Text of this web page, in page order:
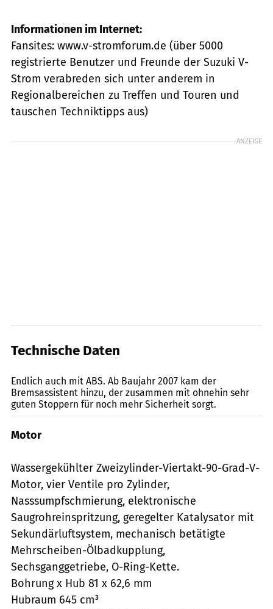
Informationen im Internet:
Fansites: www.v-stromforum.de (über 5000
registrierte Benutzer und Freunde der Suzuki V-
Strom verabreden sich unter anderem in
Regionalbereichen zu Treffen und Touren und
tauschen Techniktipps aus)
ANZEIGE
Technische Daten
Endlich auch mit ABS. Ab Baujahr 2007 kam der
Bremsassistent hinzu, der zusammen mit ohnehin sehr
guten Stoppern für noch mehr Sicherheit sorgt.
Motor
Wassergekühlter Zweizylinder-Viertakt-90-Grad-V-
Motor, vier Ventile pro Zylinder,
Nasssumpfschmierung, elektronische
Saugrohreinspritzung, geregelter Katalysator mit
Sekundärluftsystem, mechanisch betätigte
Mehrscheiben-Ölbadkupplung,
Sechsganggetriebe, O-Ring-Kette.
Bohrung x Hub 81 x 62,6 mm
Hubraum 645 cm³